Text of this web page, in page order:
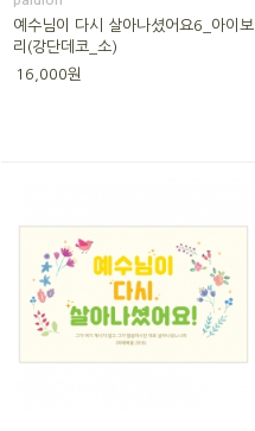
예수님이 다시 살아나셨어요6_아이보
리(강단데코_소)
16,000원